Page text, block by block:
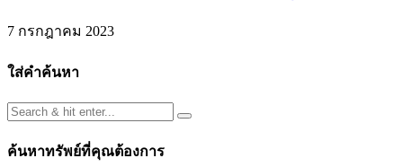
7 กรกฎาคม 2023
ใส่คำค้นหา
ค้นหาทรัพย์ที่คุณต้องการ